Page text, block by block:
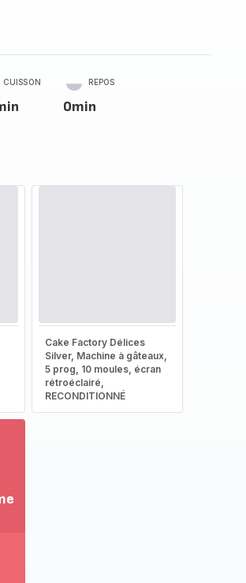
CUISSON REPOS
0min
Cake Factory Délices
Silver, Machine à gâteaux,
5 prog, 10 moules, écran
rétroéclairé,
RECONDITIONNÉ